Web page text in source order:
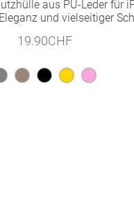
aus PU-Leder für
und vielseitiger
19.90CHF